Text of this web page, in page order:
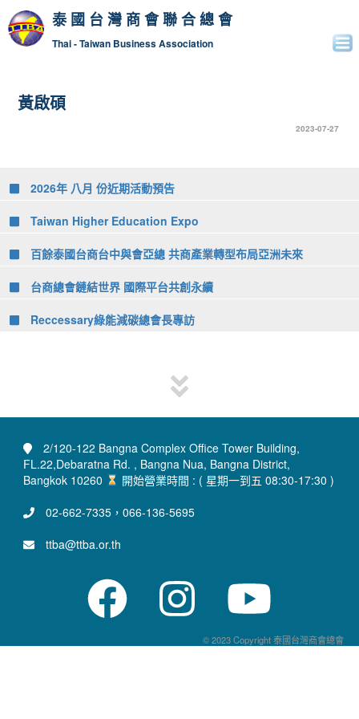
泰國台灣商會聯合總會
Thai - Taiwan Business Association
黃啟碩
2023-07-27
2026年 八月 份近期活動預告
Taiwan Higher Education Expo
百餘泰國台商台中與會亞總 共商產業轉型布局亞洲未來
台商總會鏈結世界 國際平台共創永續
Reccessary綠能減碳總會長專訪
2/120-122 Bangna Complex Office Tower Building,
FL.22,Debaratna Rd. , Bangna Nua, Bangna District,
Bangkok 10260
開始營業時間 : ( 星期一到五 08:30-17:30 )
02-662-7335，066-136-5695
ttba@ttba.or.th
© 2023 Copyright 泰國台灣商會總會